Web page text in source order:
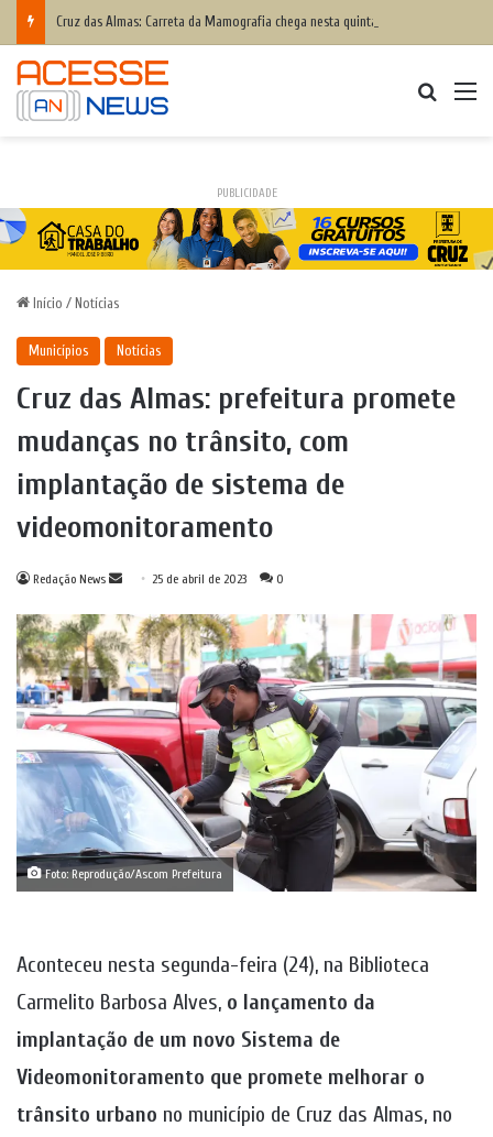
PUBLICIDADE
Início / Notícias
Municípios Notícias
Cruz das Almas: prefeitura promete
mudanças no trânsito, com
implantação de sistema de
videomonitoramento
Redação News
Mande
e-
mail
25 de abril de 2023 0
Foto: Reprodução/Ascom Prefeitura
Aconteceu nesta segunda-feira (24), na Biblioteca
Carmelito Barbosa Alves, o lançamento da
implantação de um novo Sistema de
Videomonitoramento que promete melhorar o
trânsito urbano no município de Cruz das Almas, no